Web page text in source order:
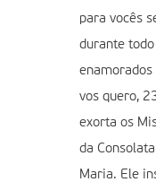
para vocês
durante
enamorados
vos quero,
exorta os
da
Maria. Ele